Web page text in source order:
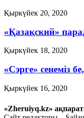
Қыркүйек 20, 2020
«Қазақский»
Қыркүйек 18, 2020
«Сэрге» сенеміз
Қыркүйек 16, 2020
Ауыл
«Zheruiyq.kz»